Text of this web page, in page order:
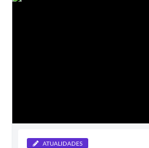
ATUALIDADES